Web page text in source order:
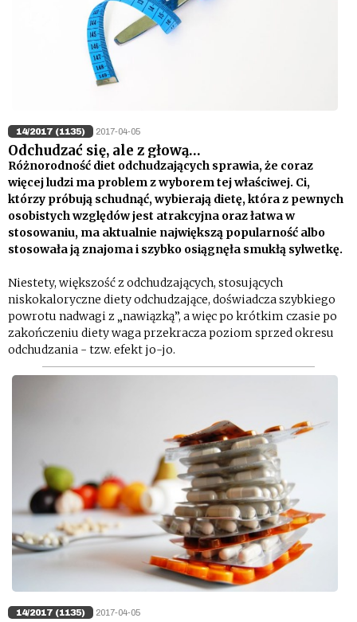
14/2017 (1135) 2017-04-05
Odchudzać się, ale z głową…
Różnorodność diet odchudzających sprawia, że coraz
więcej ludzi ma problem z wyborem tej właściwej. Ci,
którzy próbują schudnąć, wybierają dietę, która z pewnych
osobistych względów jest atrakcyjna oraz łatwa w
stosowaniu, ma aktualnie największą popularność albo
stosowała ją znajoma i szybko osiągnęła smukłą sylwetkę.
Niestety, większość z odchudzających, stosujących
niskokaloryczne diety odchudzające, doświadcza szybkiego
powrotu nadwagi z „nawiązką”, a więc po krótkim czasie po
zakończeniu diety waga przekracza poziom sprzed okresu
odchudzania - tzw. efekt jo-jo.
14/2017 (1135) 2017-04-05